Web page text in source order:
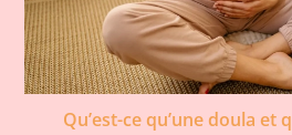
Qu’est-ce qu’une doula et